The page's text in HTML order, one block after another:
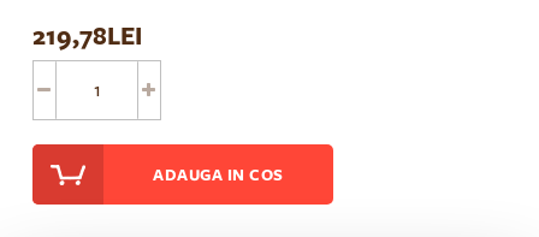
219,78LEI
ADAUGA IN COS